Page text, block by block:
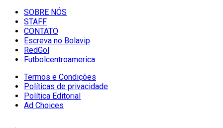
SOBRE NÓS
STAFF
CONTATO
Escreva no Bolavip
RedGol
Futbolcentroamerica
Termos e Condições
Políticas de privacidade
Política Editorial
Ad Choices